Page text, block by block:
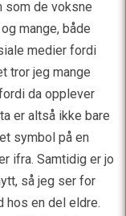
som de voksne
mange, både
medier fordi
tror jeg mange
da opplever
er altså ikke bare
symbol på en
ifra. Samtidig er jo
så jeg ser for
hos en del eldre.